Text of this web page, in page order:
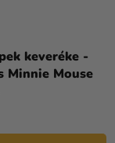
keveréke -
Minnie Mouse